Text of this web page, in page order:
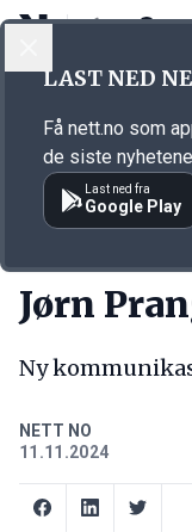
Annonsørinnhold
Jørn
Ny
NETT NO
11.11.2024
LAST NED
Få nett.no som
de siste
Last ned fra
Google Play